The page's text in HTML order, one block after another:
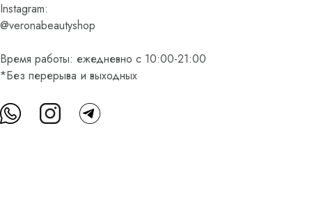
Instagram:
@veronabeautyshop
Время работы: ежедневно с 10:00-21:00
*Без перерыва и выходных